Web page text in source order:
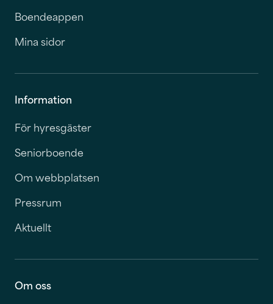
Boendeappen
Mina sidor
Information
För hyresgäster
Seniorboende
Om webbplatsen
Pressrum
Aktuellt
Om oss